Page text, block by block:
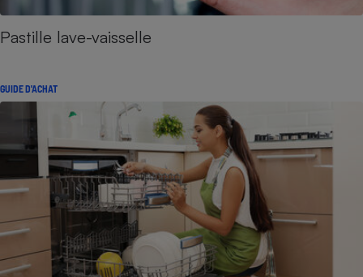
Pastille lave-vaisselle
GUIDE D'ACHAT